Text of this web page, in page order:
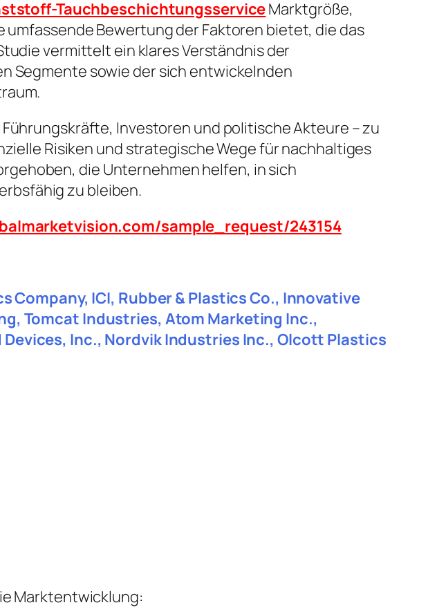
TauchbeschichtungsserviceMarktgröße,
Bewertung der Faktoren bietet, die das
vermittelt ein klares Verständnis der
Segmente sowie der sich entwickelnden
Investoren und politische Akteure – zu
Risiken und strategische Wege für nachhaltiges
die Unternehmen helfen, in sich
zu bleiben.
sample_request/243154
Company, ICI, Rubber & Plastics Co., Innovative
Tomcat Industries, Atom Marketing Inc.,
Inc., Nordvik Industries Inc., Olcott Plastics
Marktentwicklung: